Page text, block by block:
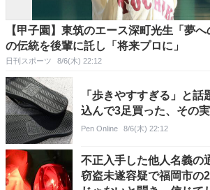
【甲子園】東筑のエース深町光生「夢
の伝統を後輩に託し「将来プロに」
日刊スポーツ 8/6(木) 22:12
「歩きやすすぎる」と
込んで3足買った、その
Pen Online 8/6(木) 22:12
不正入手した他人名義
窃盗未遂容疑で福岡市